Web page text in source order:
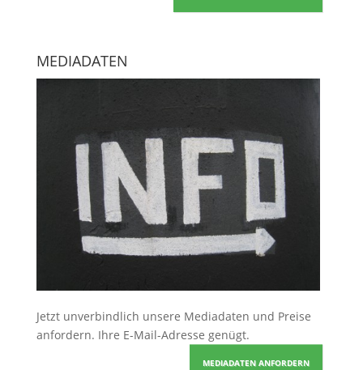
MEDIADATEN
Jetzt unverbindlich unsere Mediadaten und Preise
anfordern. Ihre E-Mail-Adresse genügt.
MEDIADATEN ANFORDERN